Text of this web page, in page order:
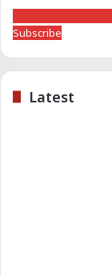
Subscribe
Latest